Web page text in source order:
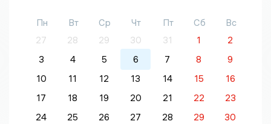
Пн Вт Ср Чт Пт Сб
Вс
27
28 29 30 31 1
2
3
4 5 6 7 8
9
10
11 12 13 14 15
16
17
18 19 20 21 22
23
24
25 26 27 28 29 30